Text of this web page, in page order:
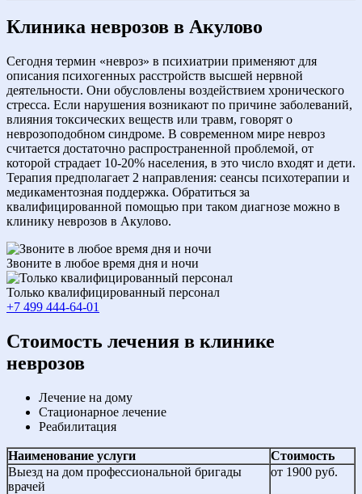
Клиника неврозов в Акулово
Сегодня термин «невроз» в психиатрии применяют для
описания психогенных расстройств высшей нервной
деятельности. Они обусловлены воздействием хронического
стресса. Если нарушения возникают по причине заболеваний,
влияния токсических веществ или травм, говорят о
неврозоподобном синдроме. В современном мире невроз
считается достаточно распространенной проблемой, от
которой страдает 10-20% населения, в это число входят и дети.
Терапия предполагает 2 направления: сеансы психотерапии и
медикаментозная поддержка. Обратиться за
квалифицированной помощью при таком диагнозе можно в
клинику неврозов в Акулово.
Звоните в любое время дня и ночи
Только квалифицированный персонал
+7 499 444-64-01
Cтоимость лечения в клинике
неврозов
Лечение на дому
Стационарное лечение
Реабилитация
Наименование услуги
Стоимость
Выезд на дом профессиональной бригады
врачей
от 1900 руб.